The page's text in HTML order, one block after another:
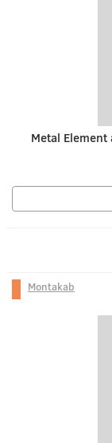
Metal
Montakab